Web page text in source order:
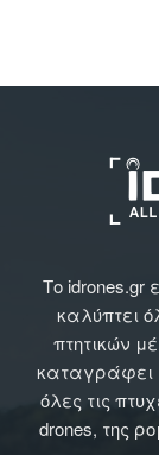
Το idrones.gr
καλύπτει
πτητικών
καταγράφει
όλες τις
drones, της